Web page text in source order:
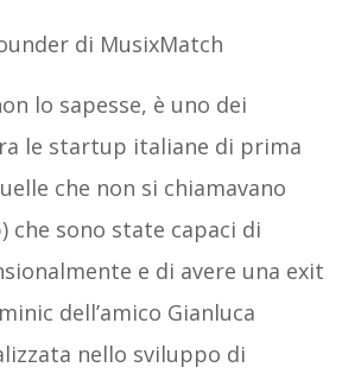
di MusixMatch
lo sapesse, è uno dei
le startup italiane di prima
che non si chiamavano
che sono state capaci di
e di avere una exit
dell’amico Gianluca
nello sviluppo di